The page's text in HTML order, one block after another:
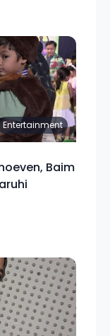
Entertainment
Baim